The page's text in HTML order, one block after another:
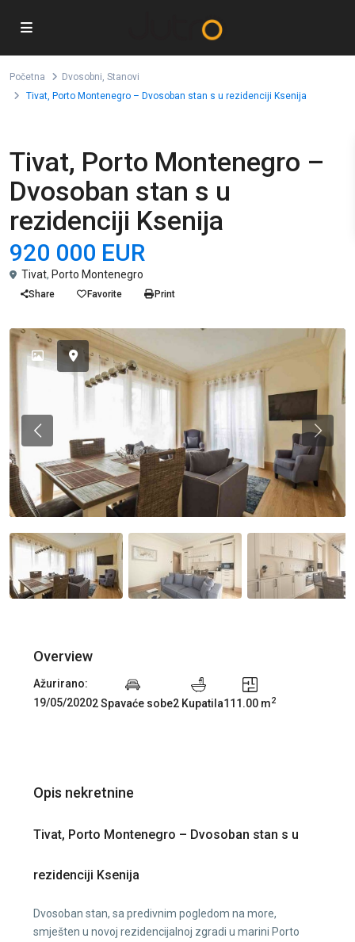
Početna Dvosobni, Stanovi
Tivat, Porto Montenegro – Dvosoban stan s u rezidenciji Ksenija
Tivat, Porto Montenegro –
Dvosoban stan s u
rezidenciji Ksenija
920 000 EUR
Tivat, Porto Montenegro
Share Favorite Print
Previous
Overview
Ažurirano:
19/05/20202 Spavaće sobe2 Kupatila111.00 m2
Opis nekretnine
Tivat, Porto Montenegro – Dvosoban stan s u
rezidenciji Ksenija
Dvosoban stan, sa predivnim pogledom na more,
smješten u novoj rezidencijalnoj zgradi u marini Porto